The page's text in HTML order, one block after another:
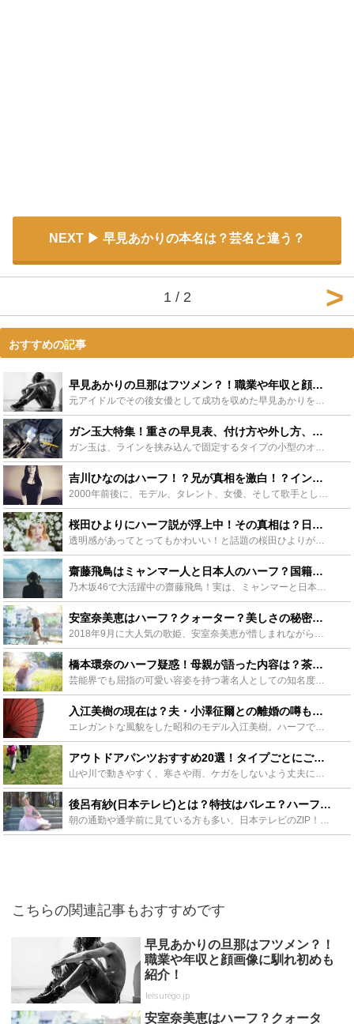
NEXT 早見あかりの本名は？芸名と違う？
1 / 2
おすすめの記事
早見あかりの旦那はフツメン？！職業や年収と顔画像に馴れ初めも紹介！ - Leisurego(レジャーゴー)
元アイドルでその後女優として成功を収めた早見あかりをご存知でしょうか。最近、早見あかりの旦那が話題になっています。この記事では、噂の旦那の職業や稼ぎ、それにルックスについて迫っていきます。また、二人...
ガン玉大特集！重さの早見表、付け方や外し方、おすすめ商品も！ - Leisurego(レジャーゴー)
ガン玉は、ラインを挟み込んで固定するタイプの小型のオモリです。このような軽いオモリを使う釣り方は繊細な場合が多く、使用方法が釣果に多大な影響を及ぼします。この記事では、重さを早見表で解説すると共に、...
吉川ひなのはハーフ！？兄が真相を激白！？インスタグラムが話題に！ - Leisurego(レジャーゴー)
2000年前後に、モデル、タレント、女優、そして歌手として活躍した「吉川ひなの」さんをご存知でしょうか？ハーフっぽい顔立ちがかわいらしく男女問わず人気を集めていましたが、果たして吉川ひなのさんは「ハ...
桜田ひよりにハーフ説が浮上中！その真相は？日本人離れの可愛さとは？ - Leisurego(レジャーゴー)
透明感があってとってもかわいい！と話題の桜田ひよりが、ハーフなのでは？とする説が浮上しています。若くしてドラマや映画で活躍する桜田ひよりの、ハーフ説や彼氏に関する噂の真相、そして現在と今後の彼女の活...
齋藤飛鳥はミャンマー人と日本人のハーフ？国籍は？母親は外国人？ - Leisurego(レジャーゴー)
乃木坂46で大活躍中の齋藤飛鳥！実は、ミャンマーと日本のハーフ！小顔すぎると話題に！その理由はミャンマーとのハーフだから？そして齋藤飛鳥は芸名？本名？ミャンマーとのハーフである彼女の本名や家族につい...
安室奈美恵はハーフ？クォーター？美しさの秘密は海外の血？引退後の現在も - Leisurego(レジャーゴー)
2018年9月に大人気の歌姫、安室奈美恵が惜しまれながら引退しました。ヒット曲を次々歌い、ダンスも素晴らしい方でした。ハーフの様な安室奈美恵の衰えない美貌に、憧れる方も多いはずです。そんな彼女の美し...
橋本環奈のハーフ疑惑！母親が語った内容は？茶色い瞳の真相は？ - Leisurego(レジャーゴー)
芸能界でも屈指の可愛い容姿を持つ著名人としての知名度を持つ橋本環奈。実は橋本環奈にハーフ疑いが浮上しており、その美しさに関係があるのではと噂が立っているんです。今回は、そんな彼女のハーフの噂に関し、...
入江美樹の現在は？夫・小澤征爾との離婚の噂も？息子と娘の今も紹介 - Leisurego(レジャーゴー)
エレガントな風貌をした昭和のモデル入江美樹。ハーフで生まれ当時から他の日本人女性とは全く違うオーラと輝き放ち、家族や親戚も著名人が多いです。現在は夫の小澤征爾と離婚も囁かれています。今回は入江美樹の...
アウトドアパンツおすすめ20選！タイプごとにご紹介 - Leisurego(レジャーゴー)
山や川で動きやすく、寒さや雨、ケガをしないよう丈夫に作られたアウトドアパンツ。その機能性だけでなく、デザインも優れていることから、普段着として利用する人も多いでしょう。その中でも人気のアウトドアパン...
後呂有紗(日本テレビ)とは？特技はバレエ？ハーフって本当？彼氏情報も - Leisurego(レジャーゴー)
朝の通勤や通学前に見ている方も多い、日本テレビのZIP！で可愛いと話題の後呂有紗をご存知でしょうか。ハーフのような顔立ちでZIP！でも披露したバレエが得意な、後呂有紗は人気上昇中のアナウンサーです。...
こちらの関連記事もおすすめです
早見あかりの旦那はフツメン？！
職業や年収と顔画像に馴れ初めも
紹介！
leisurego.jp
安室奈美恵はハーフ？クォータ